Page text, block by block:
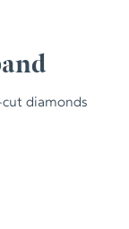
diamonds